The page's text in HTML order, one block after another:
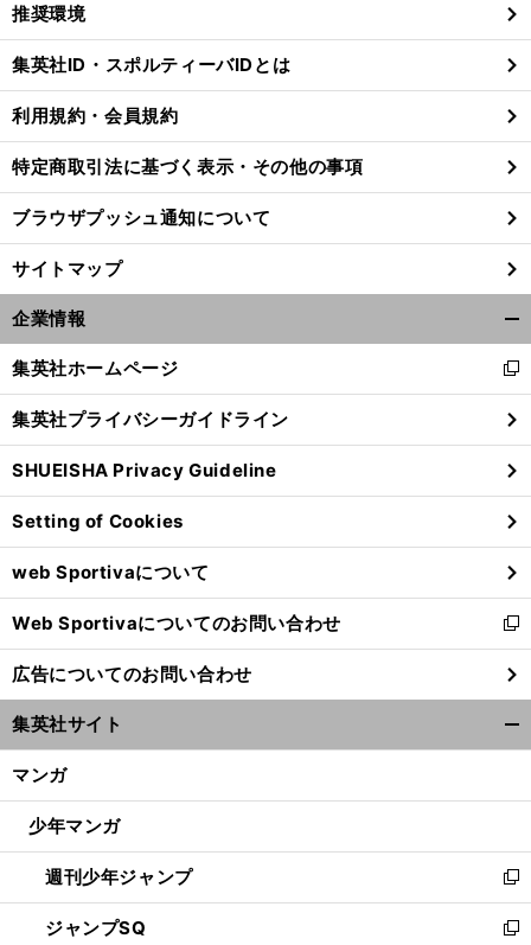
閉
る
推奨環境
集英社ID・スポルティーバIDとは
利用規約・会員規約
特定商取引法に基づく表示・その他の事項
ブラウザプッシュ通知について
サイトマップ
企業情報
閉
る
集英社ホームページ
新
し
い
ウ
ィ
ン
ド
ウ
で
開
く
集英社プライバシーガイドライン
SHUEISHA Privacy Guideline
Setting of Cookies
web Sportivaについて
Web Sportivaについてのお問い合わせ
新
し
い
ウ
ィ
ン
ウ
開
く
広告についてのお問い合わせ
集英社サイト
マンガ
少年マンガ
週刊少年ジャンプ
新
し
い
ジャンプSQ
新